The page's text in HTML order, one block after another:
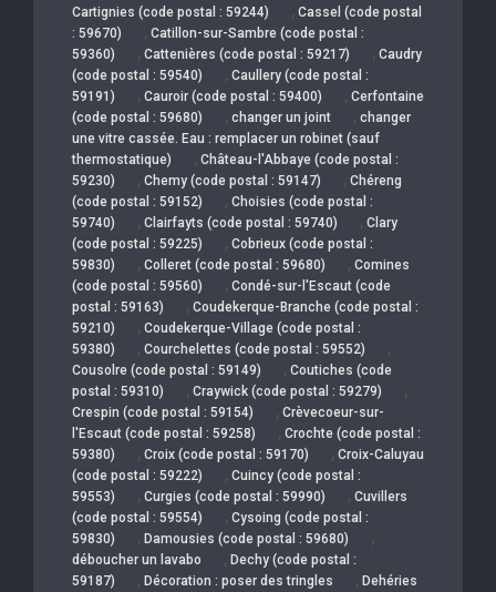
Cartignies (code postal : 59244) , Cassel (code postal
: 59670)
, Catillon-sur-Sambre (code postal :
59360)
, Cattenières (code postal : 59217) , Caudry
(code postal : 59540)
, Caullery (code postal :
59191)
, Cauroir (code postal : 59400) , Cerfontaine
(code postal : 59680)
, changer un joint , changer
une vitre cassée. Eau : remplacer un robinet (sauf
thermostatique)
, Château-l'Abbaye (code postal :
59230)
, Chemy (code postal : 59147) , Chéreng
(code postal : 59152)
, Choisies (code postal :
59740)
, Clairfayts (code postal : 59740) , Clary
(code postal : 59225)
, Cobrieux (code postal :
59830)
, Colleret (code postal : 59680) , Comines
(code postal : 59560)
, Condé-sur-l'Escaut (code
postal : 59163)
, Coudekerque-Branche (code postal :
59210)
, Coudekerque-Village (code postal :
59380)
, Courchelettes (code postal : 59552) ,
Cousolre (code postal : 59149) , Coutiches (code
postal : 59310)
, Craywick (code postal : 59279) ,
Crespin (code postal : 59154) , Crèvecoeur-sur-
l'Escaut (code postal : 59258)
, Crochte (code postal :
59380)
, Croix (code postal : 59170) , Croix-Caluyau
(code postal : 59222)
, Cuincy (code postal :
59553)
, Curgies (code postal : 59990) , Cuvillers
(code postal : 59554)
, Cysoing (code postal :
59830)
, Damousies (code postal : 59680) ,
déboucher un lavabo , Dechy (code postal :
59187)
, Décoration : poser des tringles , Dehéries